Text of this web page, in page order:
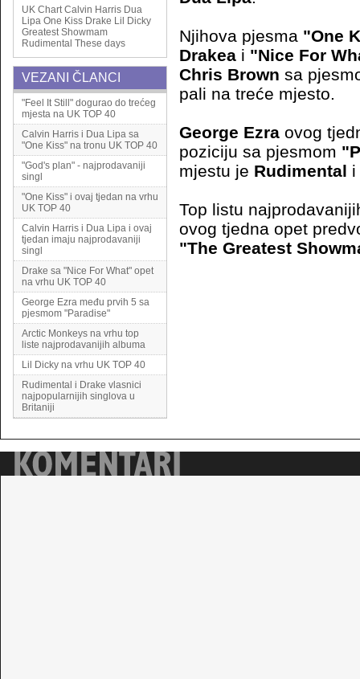
UK Chart Calvin Harris Dua
Lipa One Kiss Drake Lil Dicky
Greatest Showmam
Rudimental These days
VEZANI ČLANCI
"Feel It Still" dogurao do trećeg
mjesta na UK TOP 40
Calvin Harris i Dua Lipa sa
"One Kiss" na tronu UK TOP 40
"God's plan" - najprodavaniji
singl
"One Kiss" i ovaj tjedan na vrhu
UK TOP 40
Calvin Harris i Dua Lipa i ovaj
tjedan imaju najprodavaniji
singl
Drake sa "Nice For What" opet
na vrhu UK TOP 40
George Ezra među prvih 5 sa
pjesmom "Paradise"
Arctic Monkeys na vrhu top
liste najprodavanijih albuma
Lil Dicky na vrhu UK TOP 40
Rudimental i Drake vlasnici
najpopularnijih singlova u
Britaniji
Njihova pjesma "One
Drakea i "Nice For
Chris Brown sa
pali na treće mjesto.
George Ezra ovog
poziciju sa pjesmom
mjestu je Rudimental i
Top listu
ovog tjedna opet
"The Greatest